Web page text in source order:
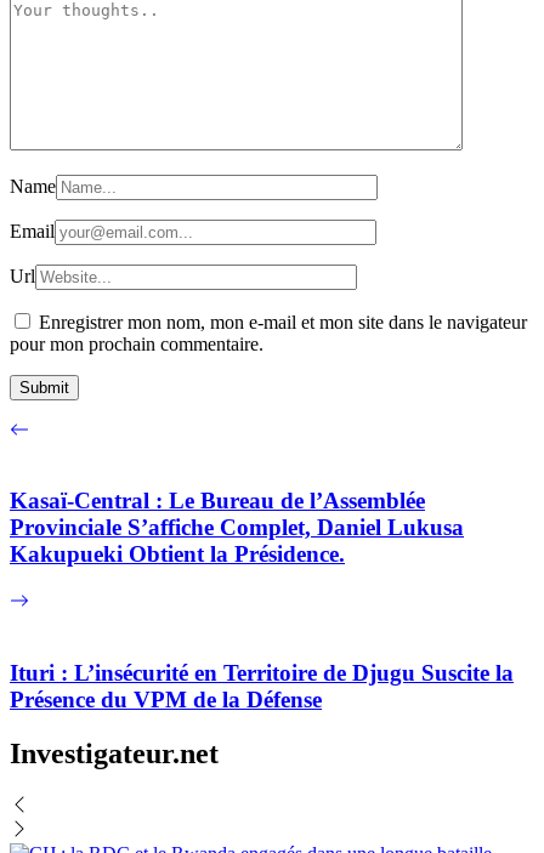
Name
Email
Url
Enregistrer mon nom, mon e-mail et mon site dans le navigateur
pour mon prochain commentaire.
Kasaï-Central : Le Bureau de l’Assemblée
Provinciale S’affiche Complet, Daniel Lukusa
Kakupueki Obtient la Présidence.
Ituri : L’insécurité en Territoire de Djugu Suscite la
Présence du VPM de la Défense
Investigateur.net